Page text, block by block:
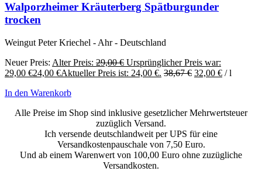
Walporzheimer Kräuterberg Spätburgunder
trocken
Weingut Peter Kriechel - Ahr - Deutschland
Neuer Preis: Alter Preis: 29,00€ Ursprünglicher Preis war:
29,00 €24,00 €Aktueller Preis ist: 24,00 €. 38,67€ 32,00 € /l
In den Warenkorb
Alle Preise im Shop sind inklusive gesetzlicher Mehrwertsteuer
zuzüglich Versand.
Ich versende deutschlandweit per UPS für eine
Versandkostenpauschale von 7,50 Euro.
Und ab einem Warenwert von 100,00 Euro ohne zuzügliche
Versandkosten.